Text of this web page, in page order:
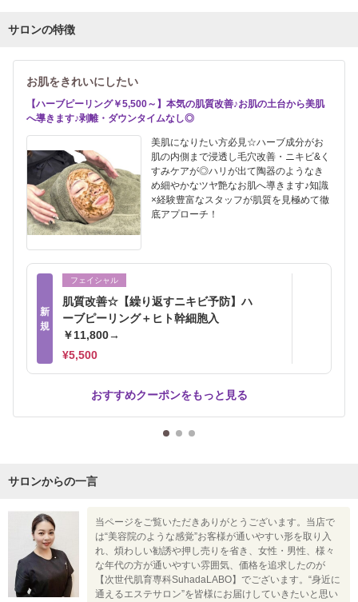
サロンの特徴
お肌をきれいにしたい
【ハーブピーリング￥5,500～】本気の肌質改善♪お肌の土台から美肌
へ導きます♪剥離・ダウンタイムなし◎
美肌になりたい方必見☆ハーブ成分がお
肌の内側まで浸透し毛穴改善・ニキビ&く
すみケアが◎ハリが出て陶器のようなき
め細やかなツヤ艶なお肌へ導きます♪知識
×経験豊富なスタッフが肌質を見極めて徹
底アプローチ！
新
規
フェイシャル
肌質改善☆【繰り返すニキビ予防】ハ
ーブピーリング＋ヒト幹細胞入
￥11,800→
¥5,500
おすすめクーポンをもっと見る
サロンからの一言
当ページをご覧いただきありがとうございます。当店で
は“美容院のような感覚”お客様が通いやすい形を取り入
れ、煩わしい勧誘や押し売りを省き、女性・男性、様々
な年代の方が通いやすい雰囲気、価格を追求したのが
【次世代肌育専科SuhadaLABO】でございます。“身近に
通えるエステサロン”を皆様にお届けしていきたいと思い